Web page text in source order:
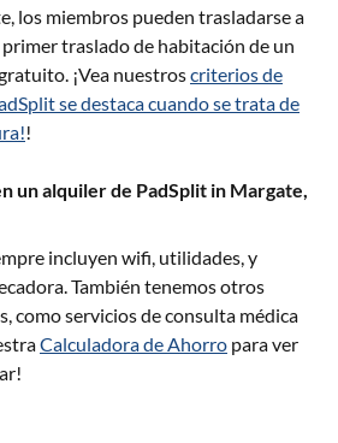
los miembros pueden trasladarse a
traslado de habitación de un
¡Vea nuestroscriterios de
se destaca cuando se trata de
!
un alquiler de PadSplit in Margate,
incluyen wifi, utilidades, y
También tenemos otros
como servicios de consulta médica
Calculadora de Ahorro para ver